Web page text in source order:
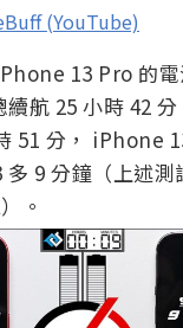
(YouTube)
13 Pro 的電
航 25 小時 42
51 分， iPhone
9 分鐘（上述測
。